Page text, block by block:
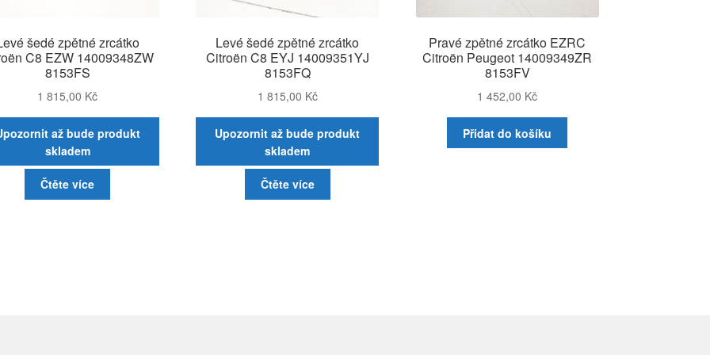
šedé zpětné zrcátko
C8 EZW 14009348ZW
8153FS
1 815,00 Kč
až bude produkt
skladem
Čtěte více
Levé šedé zpětné zrcátko
Citroën C8 EYJ 14009351YJ
8153FQ
1 815,00 Kč
Upozornit až bude produkt
skladem
Čtěte více
Pravé zpětné zrcátko EZRC
Citroën Peugeot 14009349ZR
8153FV
1 452,00 Kč
Přidat do košíku